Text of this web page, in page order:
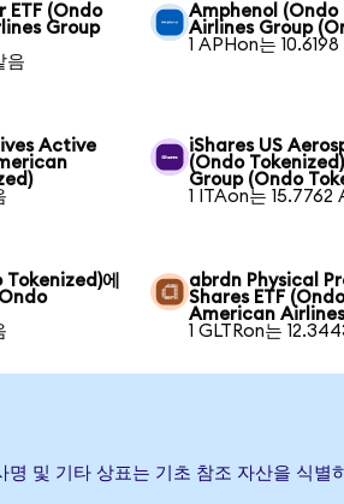
ETF (Ondo
Group
음
Amphenol (Ondo
Airlines Group
1 APHon는
Active
iShares US
(Ondo
Group (Ondo
1 ITAon는 15.7762
에
abrdn Physical
Shares ETF
American
1 GLTRon는
및 기타 상표는 기초 참조 자산을 식별